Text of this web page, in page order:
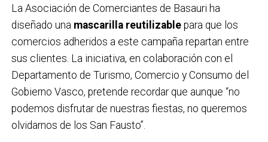
Solobarria para las cuadrillas.
17:30 XV Campeonato intercuadrillas de lanzamiento
de Abarka en la carpa.
18:00 Espectáculo infantil a cargo de Partyman
Skywalker en la plaza San Isidro .
18:30 VII Campeonato de pelota rápida en los
frontones de Soloarte.
18:30 Pasacalles con Triki Bidebieta.
La Asociación de Comerciantes de Basauri ha
diseñado una mascarilla reutilizablepara que los
comercios adheridos a este campaña repartan entre
sus clientes. La iniciativa, en colaboración con el
Departamento de Turismo, Comercio y Consumo del
Gobierno Vasco, pretende recordar que aunque “no
podemos disfrutar de nuestras fiestas, no queremos
olvidarnos de los San Fausto”.